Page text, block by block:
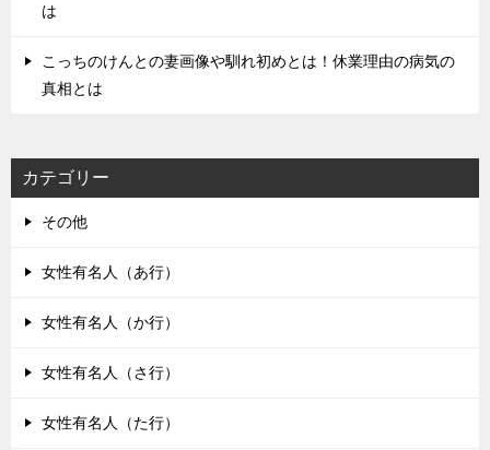
は
こっちのけんとの妻画像や馴れ初めとは！休業理由の病気の
真相とは
カテゴリー
その他
女性有名人（あ行）
女性有名人（か行）
女性有名人（さ行）
女性有名人（た行）